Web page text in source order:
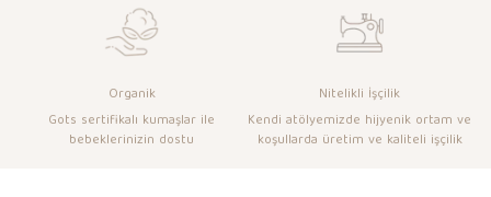
Organik
Gots sertifikalı kumaşlar ile
bebeklerinizin dostu
Nitelikli İşçilik
Kendi atölyemizde hijyenik ortam ve
koşullarda üretim ve kaliteli işçilik